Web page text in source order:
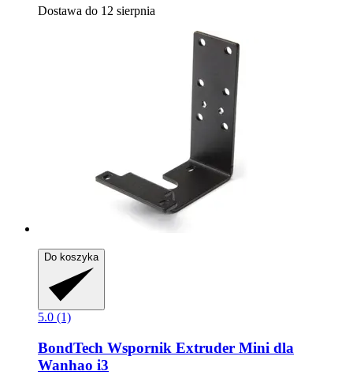
Dostawa do 12 sierpnia
Do koszyka
5.0 (1)
BondTech Wspornik Extruder Mini dla
Wanhao i3